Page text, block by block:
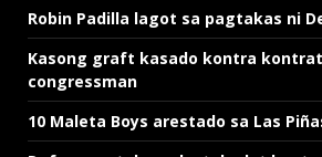
Robin Padilla lagot sa pagtakas ni
Kasong graft kasado kontra
congressman
10 Maleta Boys arestado sa Las